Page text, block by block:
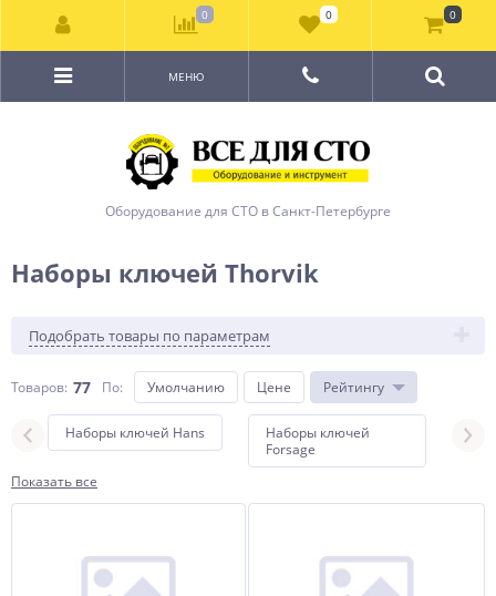
Оборудование для СТО в Санкт-Петербурге
МЕНЮ
Наборы ключей Thorvik
Подобрать товары по параметрам
Товаров: 77 По: Умолчанию Цене Рейтингу
Наборы ключей Hans
Наборы ключей
Forsage
Показать все
0 0 0